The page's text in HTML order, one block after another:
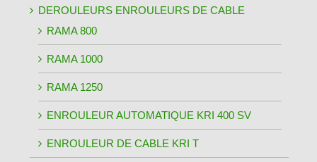
DEROULEURS ENROULEURS DE CABLE
RAMA 800
RAMA 1000
RAMA 1250
ENROULEUR AUTOMATIQUE KRI 400 SV
ENROULEUR DE CABLE KRI T